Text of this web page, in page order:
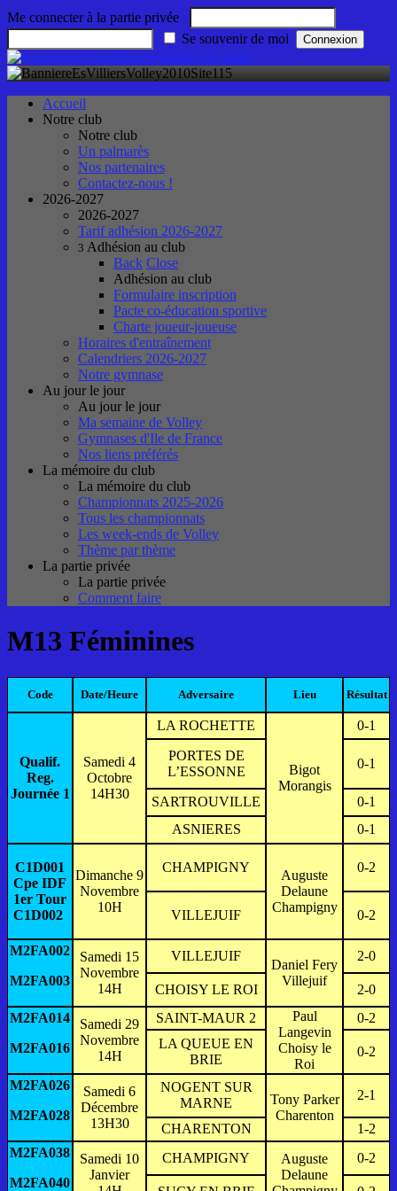
Me connecter à la partie privée
Se souvenir de moi
Accueil
Notre club
Notre club
Un palmarès
Nos partenaires
Contactez-nous !
2026-2027
2026-2027
Tarif adhésion 2026-2027
3 Adhésion au club
Back Close
Adhésion au club
Formulaire inscription
Pacte co-éducation sportive
Charte joueur-joueuse
Horaires d'entraînement
Calendriers 2026-2027
Notre gymnase
Au jour le jour
Au jour le jour
Ma semaine de Volley
Gymnases d'Ile de France
Nos liens préférés
La mémoire du club
La mémoire du club
Championnats 2025-2026
Tous les championnats
Les week-ends de Volley
Thème par thème
La partie privée
La partie privée
Comment faire
M13 Féminines
Code Date/Heure Adversaire Lieu Résultat
Qualif.
Reg.
Journée 1
Samedi 4
Octobre
14H30
LA ROCHETTE
Bigot
Morangis
0-1
PORTES DE
L’ESSONNE
0-1
SARTROUVILLE
0-1
ASNIERES
0-1
C1D001
Cpe IDF
1er Tour
C1D002
Dimanche 9
Novembre
10H
CHAMPIGNY
Auguste
Delaune
Champigny
0-2
VILLEJUIF 0-2
M2FA002
M2FA003
Samedi 15
Novembre
14H
VILLEJUIF
Daniel Fery
Villejuif
2-0
CHOISY LE ROI
2-0
M2FA014
M2FA016
Samedi 29
Novembre
14H
SAINT-MAUR 2
Paul
Langevin
Choisy le
Roi
0-2
LA QUEUE EN
BRIE
0-2
M2FA026
M2FA028
Samedi 6
Décembre
13H30
NOGENT SUR
MARNE
Tony Parker
Charenton
2-1
CHARENTON
1-2
M2FA038
M2FA040
Samedi 10
Janvier
CHAMPIGNY
Auguste
Delaune
0-2